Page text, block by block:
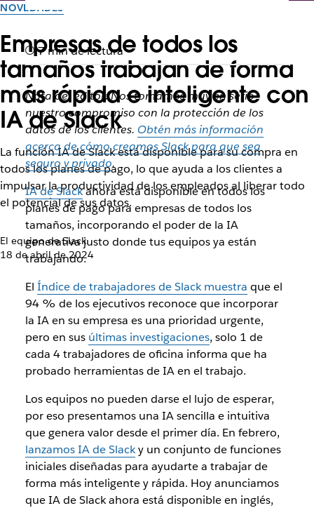
NOVEDADES
Empresas de todos los
tamaños trabajan de forma
más rápida e inteligente con
IA de Slack
La función IA de Slack está disponible para su compra en
todos los planes de pago, lo que ayuda a los clientes a
impulsar la productividad de los empleados al liberar todo
el potencial de sus datos.
El equipo de Slack
18 de abril de 2024
7 min de lectura
Nota del editor: Nos tomamos muy en serio
nuestro compromiso con la protección de los
datos de los clientes. Obtén más información
acerca de cómo creamos Slack para que sea
seguro y privado.
IA de Slackahora está disponible en todos los
planes de pago para empresas de todos los
tamaños, incorporando el poder de la IA
generativa justo donde tus equipos ya están
trabajando.
El Índice de trabajadores de Slack muestra que el
94 % de los ejecutivos reconoce que incorporar
la IA en su empresa es una prioridad urgente,
pero en sus últimas investigaciones, solo 1 de
cada 4 trabajadores de oficina informa que ha
probado herramientas de IA en el trabajo.
Los equipos no pueden darse el lujo de esperar,
por eso presentamos una IA sencilla e intuitiva
que genera valor desde el primer día. En febrero,
lanzamos IA de Slacky un conjunto de funciones
iniciales diseñadas para ayudarte a trabajar de
forma más inteligente y rápida. Hoy anunciamos
que IA de Slack ahora está disponible en inglés,